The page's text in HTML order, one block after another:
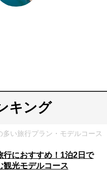
キング
い旅行プラン・モデルコース
行におすすめ！1泊2日で
観光モデルコース